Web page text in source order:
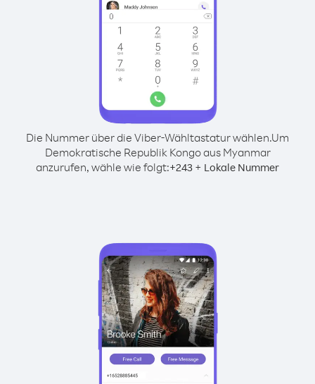
Die Nummer über die Viber-Wähltastatur wählen.Um
Demokratische Republik Kongo aus Myanmar
anzurufen, wähle wie folgt:+243 + Lokale Nummer